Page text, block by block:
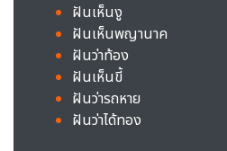
ฝันเห็นงู
ฝันเห็นพญานาค
ฝันว่าท้อง
ฝันเห็นขี้
ฝันว่ารถหาย
ฝันว่าได้ทอง